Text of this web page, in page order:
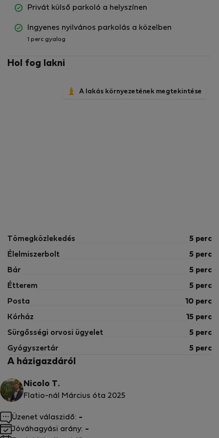
Privát külső parkoló a helyszínen
Ingyenes nyilvános parkolás a közelben
1 perc gyalog
Hol fog lakni
A lakás környezetének megtekintése
Tömegközlekedés 5 perc
Élelmiszerbolt 5 perc
Bár 5 perc
Étterem 5 perc
Posta 10 perc
Kórház 15 perc
Sürgősségi orvosi ügyelet 5 perc
Gyógyszertár 5 perc
A házigazdáról
Nicolo T.
Flatio-nál Március óta 2025
Üzenet válaszidő: -
Jóváhagyási arány: -